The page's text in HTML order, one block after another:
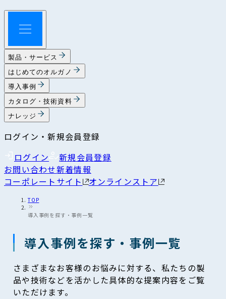
製品・サービス
はじめてのオルガノ
導入事例
カタログ・技術資料
ナレッジ
ログイン・新規会員登録
ログイン
新規会員登録
お問い合わせ新着情報
コーポレートサイト
オンラインストア
TOP
導入事例を探す・事例一覧
導入事例を探す・事例一覧
さまざまなお客様のお悩みに対する、私たちの製
品や技術などを活かした具体的な提案内容をご覧
いただけます。